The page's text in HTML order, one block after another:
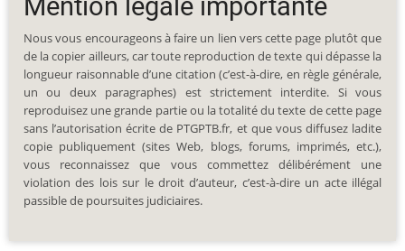
Nous vous encourageons à faire un lien vers cette page plutôt que
de la copier ailleurs, car toute reproduction de texte qui dépasse la
longueur raisonnable d’une citation (c’est-à-dire, en règle générale,
un ou deux paragraphes) est strictement interdite. Si vous
reproduisez une grande partie ou la totalité du texte de cette page
sans l’autorisation écrite de PTGPTB.fr, et que vous diffusez ladite
copie publiquement (sites Web, blogs, forums, imprimés, etc.),
vous reconnaissez que vous commettez délibérément une
violation des lois sur le droit d’auteur, c’est-à-dire un acte illégal
passible de poursuites judiciaires.